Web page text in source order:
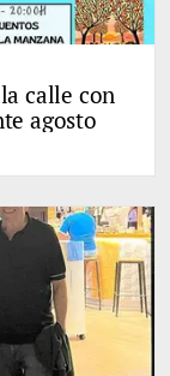
calle con
agosto